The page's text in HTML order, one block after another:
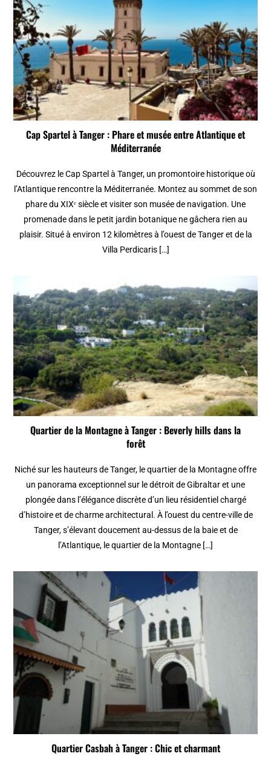
Cap Spartel à Tanger : Phare et musée entre Atlantique et
Méditerranée
Découvrez le Cap Spartel à Tanger, un promontoire historique où
l’Atlantique rencontre la Méditerranée. Montez au sommet de son
phare du XIXᵉ siècle et visiter son musée de navigation. Une
promenade dans le petit jardin botanique ne gâchera rien au
plaisir. Situé à environ 12 kilomètres à l’ouest de Tanger et de la
Villa Perdicaris […]
Quartier de la Montagne à Tanger : Beverly hills dans la
forêt
Niché sur les hauteurs de Tanger, le quartier de la Montagne offre
un panorama exceptionnel sur le détroit de Gibraltar et une
plongée dans l’élégance discrète d’un lieu résidentiel chargé
d’histoire et de charme architectural. À l’ouest du centre-ville de
Tanger, s’élevant doucement au-dessus de la baie et de
l’Atlantique, le quartier de la Montagne […]
Quartier Casbah à Tanger : Chic et charmant